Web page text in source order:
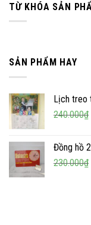
TỪ KHÓA SẢN
SẢN PHẨM HAY
Lịch treo
240.000₫
Đồng hồ
230.000₫